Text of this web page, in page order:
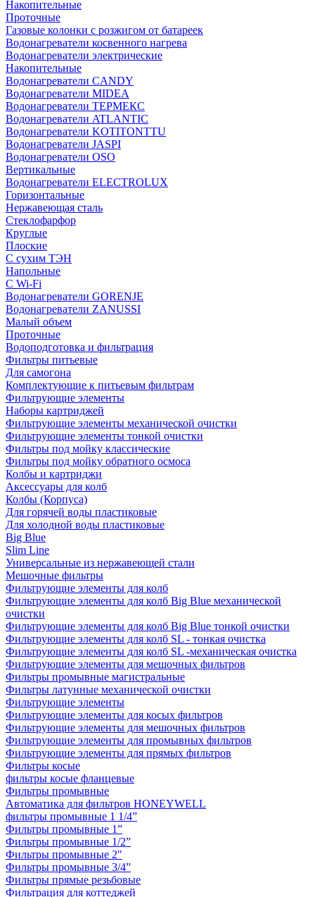
Накопительные
Проточные
Газовые колонки с розжигом от батареек
Водонагреватели косвенного нагрева
Водонагреватели электрические
Накопительные
Водонагреватели CANDY
Водонагреватели MIDEA
Водонагреватели ТЕРМЕКС
Водонагреватели ATLANTIC
Водонагреватели KOTITONTTU
Водонагреватели JASPI
Водонагреватели OSO
Вертикальные
Водонагреватели ELECTROLUX
Горизонтальные
Нержавеющая сталь
Стеклофарфор
Круглые
Плоские
С сухим ТЭН
Напольные
С Wi-Fi
Водонагреватели GORENJE
Водонагреватели ZANUSSI
Малый объем
Проточные
Водоподготовка и фильтрация
Фильтры питьевые
Для самогона
Комплектующие к питьевым фильтрам
Фильтрующие элементы
Наборы картриджей
Фильтрующие элементы механической очистки
Фильтрующие элементы тонкой очистки
Фильтры под мойку классические
Фильтры под мойку обратного осмоса
Колбы и картриджи
Аксессуары для колб
Колбы (Корпуса)
Для горячей воды пластиковые
Для холодной воды пластиковые
Big Blue
Slim Line
Универсальные из нержавеющей стали
Мешочные фильтры
Фильтрующие элементы для колб
Фильтрующие элементы для колб Big Blue механической
очистки
Фильтрующие элементы для колб Big Blue тонкой очистки
Фильтрующие элементы для колб SL - тонкая очистка
Фильтрующие элементы для колб SL -механическая очистка
Фильтрующие элементы для мешочных фильтров
Фильтры промывные магистральные
Фильтры латунные механической очистки
Фильтрующие элементы
Фильтрующие элементы для косых фильтров
Фильтрующие элементы для мешочных фильтров
Фильтрующие элементы для промывных фильтров
Фильтрующие элементы для прямых фильтров
Фильтры косые
фильтры косые фланцевые
Фильтры промывные
Автоматика для фильтров HONEYWELL
фильтры промывные 1 1/4”
Фильтры промывные 1”
Фильтры промывные 1/2”
Фильтры промывные 2"
Фильтры промывные 3/4”
Фильтры прямые резьбовые
Фильтрация для коттеджей